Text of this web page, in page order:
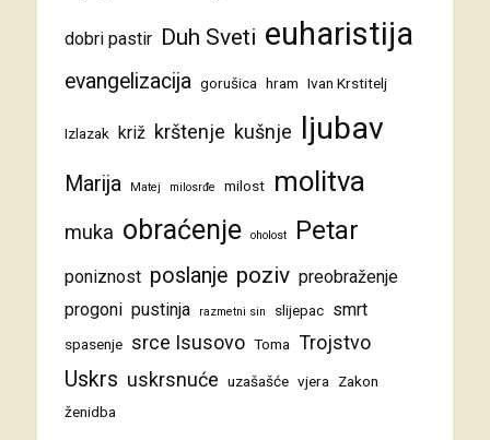
dobri pastir Duh Sveti euharistija
evangelizacija gorušica hram Ivan Krstitelj
Izlazak križ krštenje kušnje ljubav
Marija Matej milosrđe milost molitva
muka obraćenje oholost Petar
poniznost poslanje poziv preobraženje
progoni pustinja razmetni sin slijepac smrt
spasenje srce Isusovo Toma Trojstvo
Uskrs uskrsnuće uzašašće vjera
Zakon
ženidba